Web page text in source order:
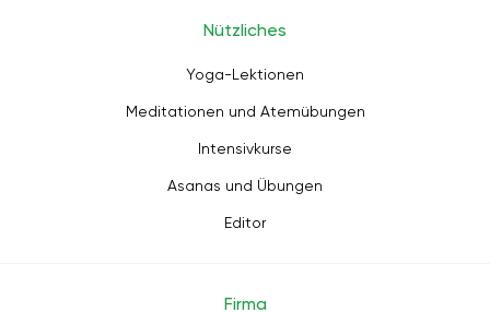
Nützliches
Yoga-Lektionen
Meditationen und Atemübungen
Intensivkurse
Asanas und Übungen
Editor
Firma